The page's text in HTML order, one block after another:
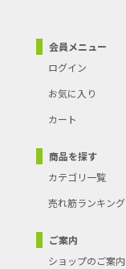
会員メニュー
ログイン
お気に入り
カート
商品を探す
カテゴリ一覧
売れ筋ランキング
ご案内
ショップのご案内